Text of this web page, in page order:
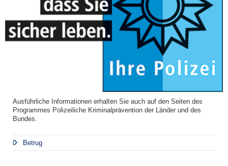
Ausführliche Informationen erhalten Sie auch auf den Seiten des
Programmes Polizeiliche Kriminalprävention der Länder und des
Bundes.
Betrug